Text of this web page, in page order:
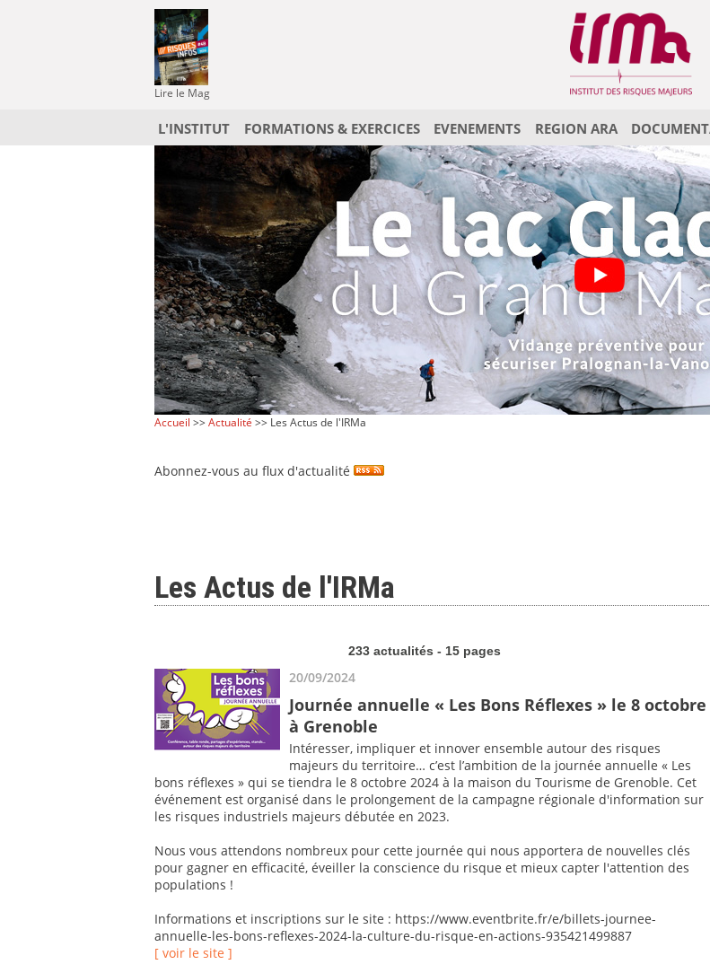
Lire le Mag
L'INSTITUT FORMATIONS & EXERCICES EVENEMENTS REGION ARA
Accueil >>Actualité >> Les Actus de l'IRMa
Abonnez-vous au flux d'actualité
Les Actus de l'IRMa
233 actualités - 15 pages
20/09/2024
Journée annuelle « Les Bons Réflexes » le 8 octobre
à Grenoble
Intéresser, impliquer et innover ensemble autour des risques
majeurs du territoire… c’est l’ambition de la journée annuelle « Les
bons réflexes » qui se tiendra le 8 octobre 2024 à la maison du Tourisme de Grenoble. Cet
événement est organisé dans le prolongement de la campagne régionale d'information sur
les risques industriels majeurs débutée en 2023.
Nous vous attendons nombreux pour cette journée qui nous apportera de nouvelles clés
pour gagner en efficacité, éveiller la conscience du risque et mieux capter l'attention des
populations !
Informations et inscriptions sur le site : https://www.eventbrite.fr/e/billets-journee-
annuelle-les-bons-reflexes-2024-la-culture-du-risque-en-actions-935421499887
[ voir le site ]